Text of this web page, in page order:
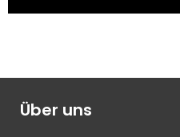
Über uns